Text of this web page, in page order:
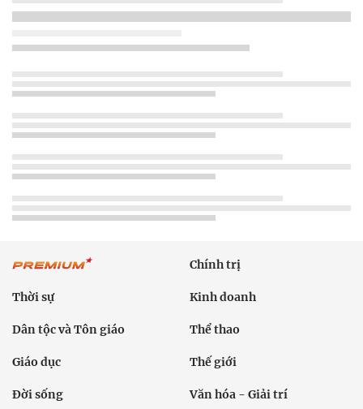
Chính trị
Thời sự Kinh doanh
Dân tộc và Tôn giáo Thể thao
Giáo dục Thế giới
Đời sống Văn hóa - Giải trí